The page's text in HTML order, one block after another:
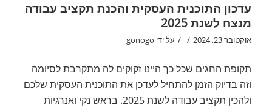
עדכון התוכנית העסקית והכנת תקציב עבודה
מנצח לשנת 2025
אוקטובר 23, 2024 /
/ על ידי gonogo
תקופת החגים שכל כך היינו זקוקים לה מתקרבת לסיומה
וזה בדיוק הזמן להתחיל לעדכן את התוכנית העסקית שלכם
ולהכין תקציב עבודה לשנת 2025. בראש נקי ואנרגיות